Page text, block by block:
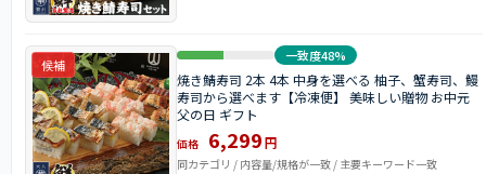
候補
一致度48%
焼き鯖寿司 2本 4本 中身を選べる 柚子、蟹寿司、鰻
寿司から選べます【冷凍便】 美味しい贈物 お中元
父の日 ギフト
価格 6,299円
同カテゴリ / 内容量/規格が一致 / 主要キーワード一致